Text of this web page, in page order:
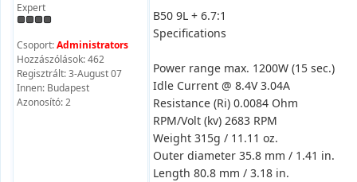
Expert
Csoport:Administrators
Hozzászólások: 462
Regisztrált: 3-August 07
Innen: Budapest
Azonosító: 2
B50 9L + 6.7:1
Specifications
Power range max. 1200W (15 sec.)
Idle Current @ 8.4V 3.04A
Resistance (Ri) 0.0084 Ohm
RPM/Volt (kv) 2683 RPM
Weight 315g / 11.11 oz.
Outer diameter 35.8 mm / 1.41 in.
Length 80.8 mm / 3.18 in.